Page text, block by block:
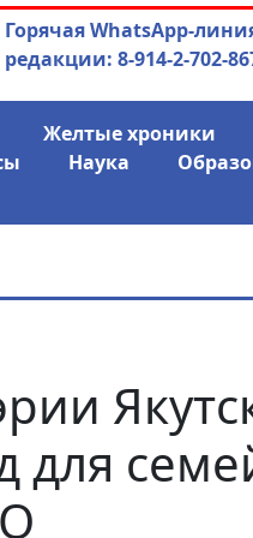
04.08.2026Маринычев у
Горячая WhatsApp-
редакции: 8-914-2-702-
Желтые хроники
Наука
для